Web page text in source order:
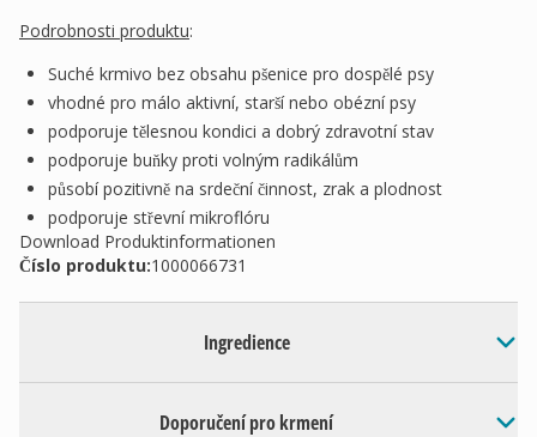
Podrobnosti produktu:
Suché krmivo bez obsahu pšenice pro dospělé psy
vhodné pro málo aktivní, starší nebo obézní psy
podporuje tělesnou kondici a dobrý zdravotní stav
podporuje buňky proti volným radikálům
působí pozitivně na srdeční činnost, zrak a plodnost
podporuje střevní mikroflóru
Download Produktinformationen
Číslo produktu:1000066731
Ingredience
Doporučení pro krmení